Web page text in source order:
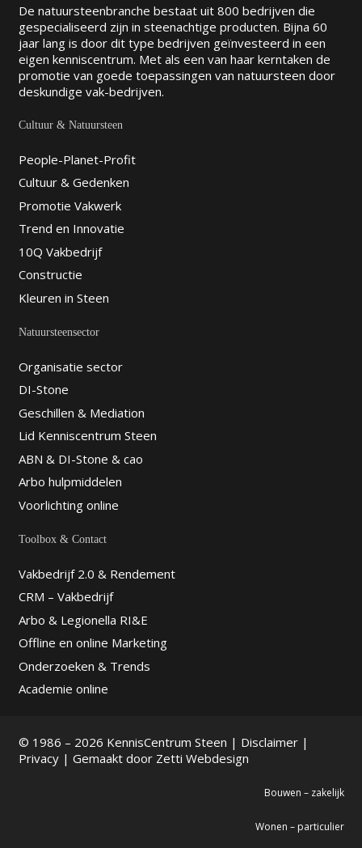
De natuursteenbranche bestaat uit 800 bedrijven die
gespecialiseerd zijn in steenachtige producten. Bijna 60
jaar lang is door dit type bedrijven geïnvesteerd in een
eigen kenniscentrum. Met als een van haar kerntaken de
promotie van goede toepassingen van natuursteen door
deskundige vak-bedrijven.
Cultuur & Natuursteen
People-Planet-Profit
Cultuur & Gedenken
Promotie Vakwerk
Trend en Innovatie
10Q Vakbedrijf
Constructie
Kleuren in Steen
Natuursteensector
Organisatie sector
DI-Stone
Geschillen & Mediation
Lid Kenniscentrum Steen
ABN & DI-Stone & cao
Arbo hulpmiddelen
Voorlichting online
Toolbox & Contact
Vakbedrijf 2.0 & Rendement
CRM – Vakbedrijf
Arbo & Legionella RI&E
Offline en online Marketing
Onderzoeken & Trends
Academie online
© 1986 – 2026 KennisCentrum Steen | Disclaimer|
Privacy| Gemaakt door Zetti Webdesign
Bouwen – zakelijk
Wonen – particulier